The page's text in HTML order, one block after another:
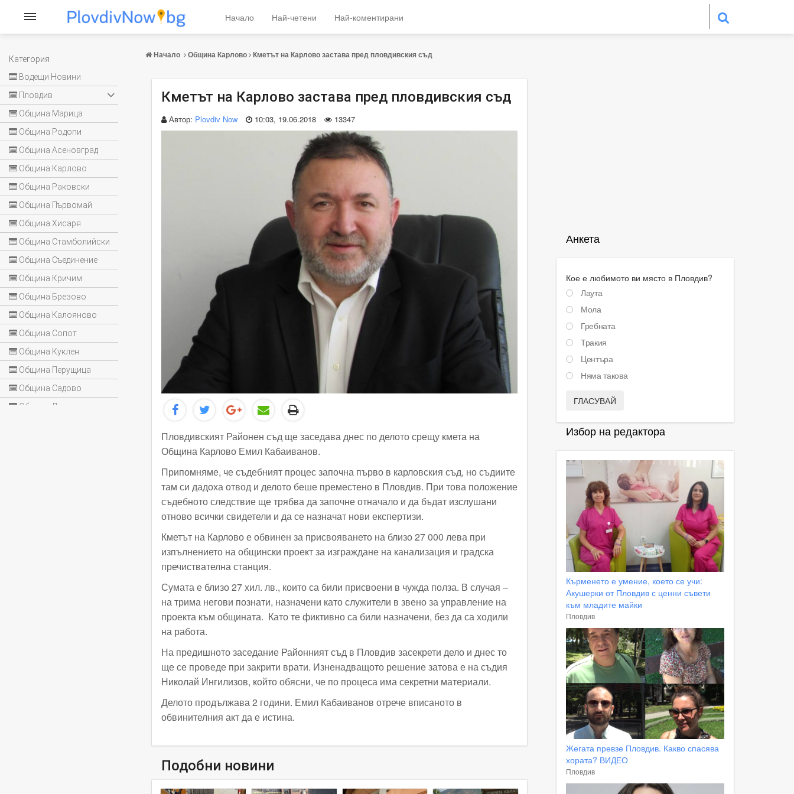
Категория
Водещи Новини
Пловдив
Община Марица
Община Родопи
Община Асеновград
Община Карлово
Община Раковски
Община Първомай
Община Хисаря
Община Стамболийски
Община Съединение
Община Кричим
Община Брезово
Община Калояново
Община Сопот
Община Куклен
Община Перущица
Община Садово
Община Лъки
Начало Най-четени Най-коментирани
Начало Община Карлово Кметът на Карлово застава пред пловдивския съд
Кметът на Карлово застава пред пловдивския съд
Автор: Plovdiv Now 10:03, 19.06.2018 13347
Пловдивският Районен съд ще заседава днес по делото срещу кмета на
Община Карлово Емил Кабаиванов.
Припомняме, че съдебният процес започна първо в карловския съд, но съдиите
там си дадоха отвод и делото беше преместено в Пловдив. При това положение
съдебното следствие ще трябва да започне отначало и да бъдат изслушани
отново всички свидетели и да се назначат нови експертизи.
Кметът на Карлово е обвинен за присвояването на близо 27 000 лева при
изпълнението на общински проект за изграждане на канализация и градска
пречиствателна станция.
Сумата е близо 27 хил. лв., които са били присвоени в чужда полза. В случая –
на трима негови познати, назначени като служители в звено за управление на
проекта към общината. Като те фиктивно са били назначени, без да са ходили
на работа.
На предишното заседание Районният съд в Пловдив засекрети дело и днес то
ще се проведе при закрити врати. Изненадващото решение затова е на съдия
Николай Ингилизов, който обясни, че по процеса има секретни материали.
Делото продължава 2 години. Емил Кабаиванов отрече вписаното в
обвинителния акт да е истина.
Подобни новини
Анкета
Кое е любимото ви място в Пловдив?
Лаута
Мола
Гребната
Тракия
Центъра
Няма такова
ГЛАСУВАЙ
Избор на редактора
Кърменето е умение, което се учи:
Акушерки от Пловдив с ценни съвети
към младите майки
Пловдив
Жегата превзе Пловдив. Какво спасява
хората? ВИДЕО
Пловдив